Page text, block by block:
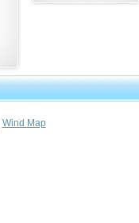
Wind Map